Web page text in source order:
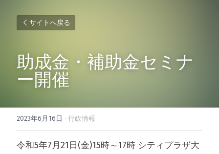
サイトへ戻る
助成金・補助金セミナ
ー開催
2023年6月16日 · 行政情報
令和5年7月21日(金)15時～17時 シティプラザ大